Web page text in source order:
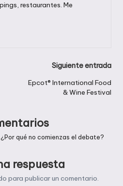
restaurantes. Me
Siguiente entrada
Epcot® International Food
& Wine Festival
qué no comienzas el debate?
respuesta
para publicar un comentario.